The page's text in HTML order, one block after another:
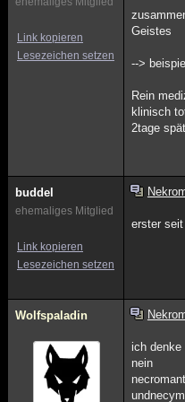
Link kopieren
Lesezeichen setzen
Geistes
-->
Rein
klinisch
2tage
buddel
ehemaliges Mitglied
Link kopieren
Lesezeichen setzen
erster
Wolfspaladin
ich
nein